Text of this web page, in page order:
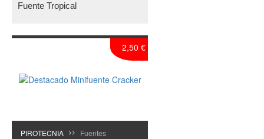
Fuente Tropical
PIROTECNIA >> Fuentes
2,50 €